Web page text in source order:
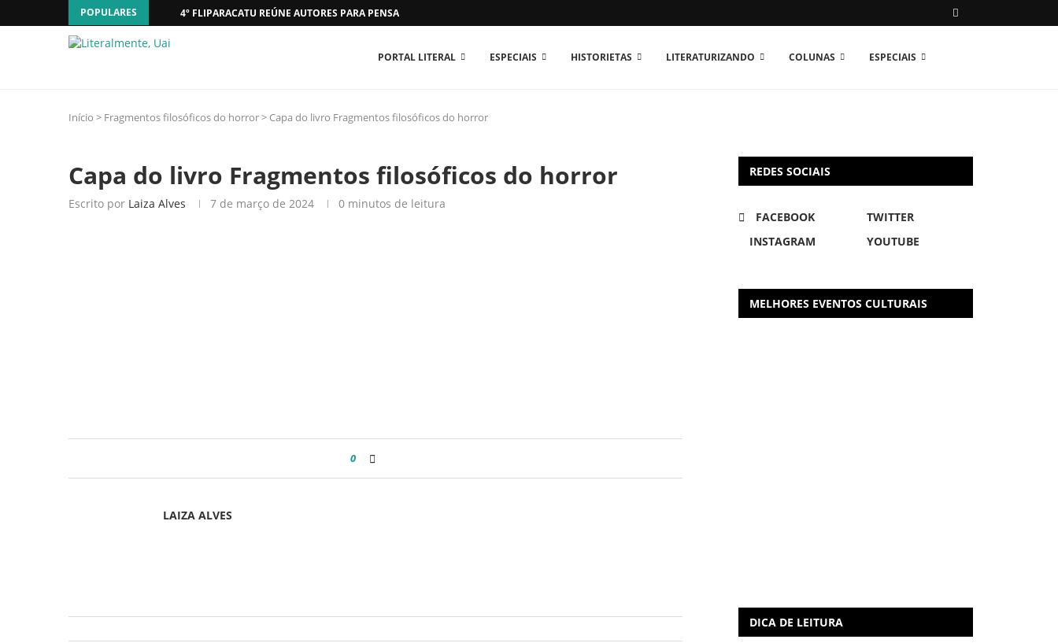
POPULARES 4º FLIPARACATU REÚNE AUTORES PARA PENSAR O MUNDO...
PORTAL LITERAL ESPECIAIS HISTORIETAS LITERATURIZANDO COLUNAS ESPECIAIS
Início > Fragmentos filosóficos do horror> Capa do livro Fragmentos filosóficos do horror
Capa do livro Fragmentos filosóficos do horror
Escrito por Laiza Alves 7 de março de 2024 0 minutos de leitura
0
LAIZA ALVES
REDES SOCIAIS
FACEBOOK
TWITTER
INSTAGRAM
YOUTUBE
MELHORES EVENTOS CULTURAIS
DICA DE LEITURA